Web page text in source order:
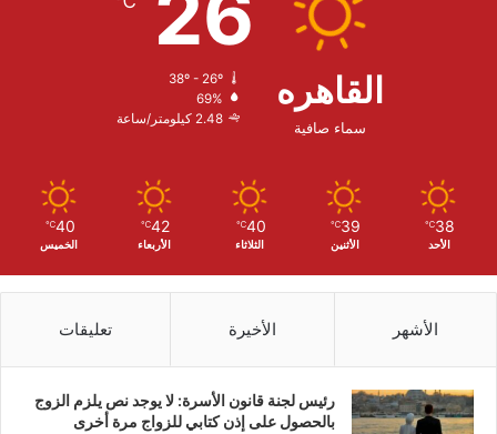
القاهره
سماء صافية
38º - 26º
69%
2.48 كيلومتر/ساعة
38
℃
الأحد
39
℃
الأثنين
40
℃
الثلاثاء
42
℃
الأربعاء
40
℃
الخميس
الأشهر الأخيرة تعليقات
رئيس لجنة قانون الأسرة: لا يوجد نص يلزم الزوج
بالحصول على إذن كتابي للزواج مرة أخرى